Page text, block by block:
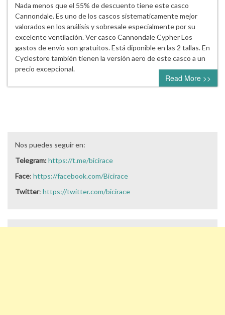
Nada menos que el 55% de descuento tiene este casco
Cannondale. Es uno de los cascos sistematicamente mejor
valorados en los análisis y sobresale especialmente por su
excelente ventilación. Ver casco Cannondale Cypher Los
gastos de envío son gratuitos. Está diponible en las 2 tallas. En
Cyclestore también tienen la versión aero de este casco a un
precio excepcional.
Read More >>
Nos puedes seguir en:
Telegram:https://t.me/bicirace
Face: https://facebook.com/Bicirace
Twitter: https://twitter.com/bicirace